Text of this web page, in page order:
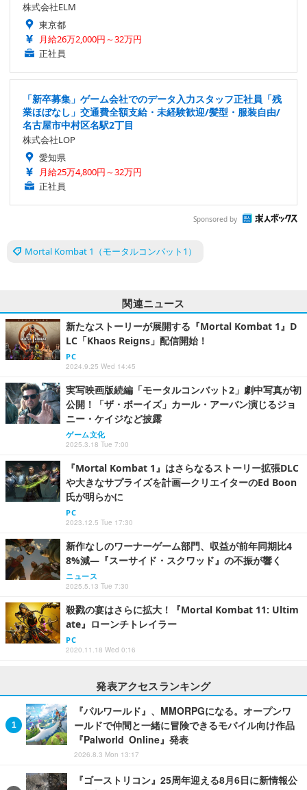
株式会社ELM
東京都
月給26万2,000円～32万円
正社員
「新卒募集」ゲーム会社でのデータ入力スタッフ正社員「残
業ほぼなし」交通費全額支給・未経験歓迎/髪型・服装自由/
名古屋市中村区名駅2丁目
株式会社LOP
愛知県
月給25万4,800円～32万円
正社員
Sponsored by
Mortal Kombat 1（モータルコンバット1）
関連ニュース
新たなストーリーが展開する『Mortal Kombat 1』D
LC「Khaos Reigns」配信開始！
PC
2024.9.25 Wed 14:45
実写映画版続編「モータルコンバット2」劇中写真が初
公開！「ザ・ボーイズ」カール・アーバン演じるジョ
ニー・ケイジなど披露
ゲーム文化
2025.3.18 Tue 7:00
『Mortal Kombat 1』はさらなるストーリー拡張DLC
や大きなサプライズを計画―クリエイターのEd Boon
氏が明らかに
PC
2023.12.5 Tue 17:30
新作なしのワーナーゲーム部門、収益が前年同期比4
8%減―『スーサイド・スクワッド』の不振が響く
ニュース
2025.5.13 Tue 7:30
殺戮の宴はさらに拡大！『Mortal Kombat 11: Ultim
ate』ローンチトレイラー
PC
2020.11.18 Wed 0:16
発表アクセスランキング
『パルワールド』、MMORPGになる。オープンワ
ールドで仲間と一緒に冒険できるモバイル向け作品
『Palworld Online』発表
2026.8.3 Mon 13:17
『ゴーストリコン』25周年迎える8月6日に新情報公